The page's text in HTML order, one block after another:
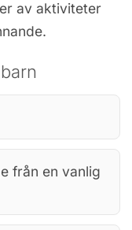
av aktiviteter
från en vanlig